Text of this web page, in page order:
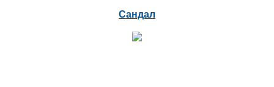
Сандал